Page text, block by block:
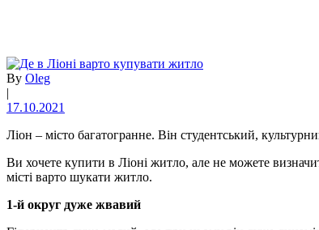
By Oleg
|
17.10.2021
Ліон – місто багатогранне. Він студентський,
Ви хочете купити в Ліоні житло, але не можете
місті варто шукати житло.
1-й округ дуже жвавий